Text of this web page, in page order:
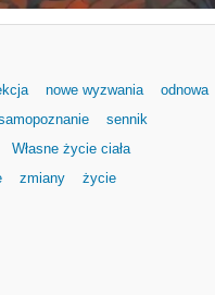
nowe wyzwania
odnowa
sennik
Własne życie ciała
zmiany życie